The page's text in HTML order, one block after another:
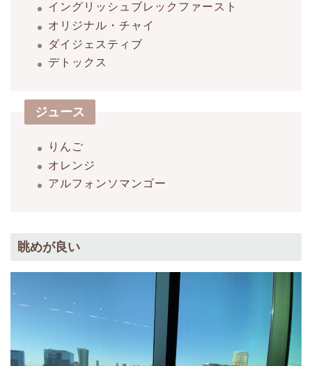
イングリッシュブレックファースト
オリジナル・チャイ
ダイジェスティブ
デトックス
ジュース
りんご
オレンジ
アルフォンソマンゴー
眺めが良い